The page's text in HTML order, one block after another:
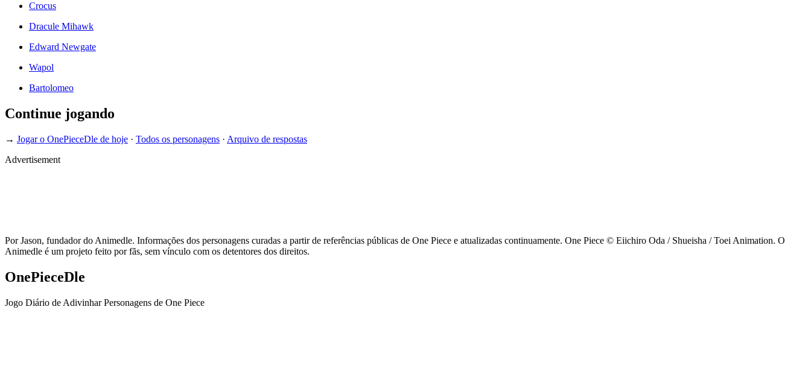
Crocus
Dracule Mihawk
Edward Newgate
Wapol
Bartolomeo
Continue jogando
→ Jogar o OnePieceDle de hoje · Todos os personagens · Arquivo de respostas
Advertisement
Por Jason, fundador do Animedle. Informações dos personagens curadas a partir de referências públicas de One Piece e atualizadas continuamente. One Piece © Eiichiro Oda / Shueisha / Toei Animation. O
Animedle é um projeto feito por fãs, sem vínculo com os detentores dos direitos.
OnePieceDle
Jogo Diário de Adivinhar Personagens de One Piece